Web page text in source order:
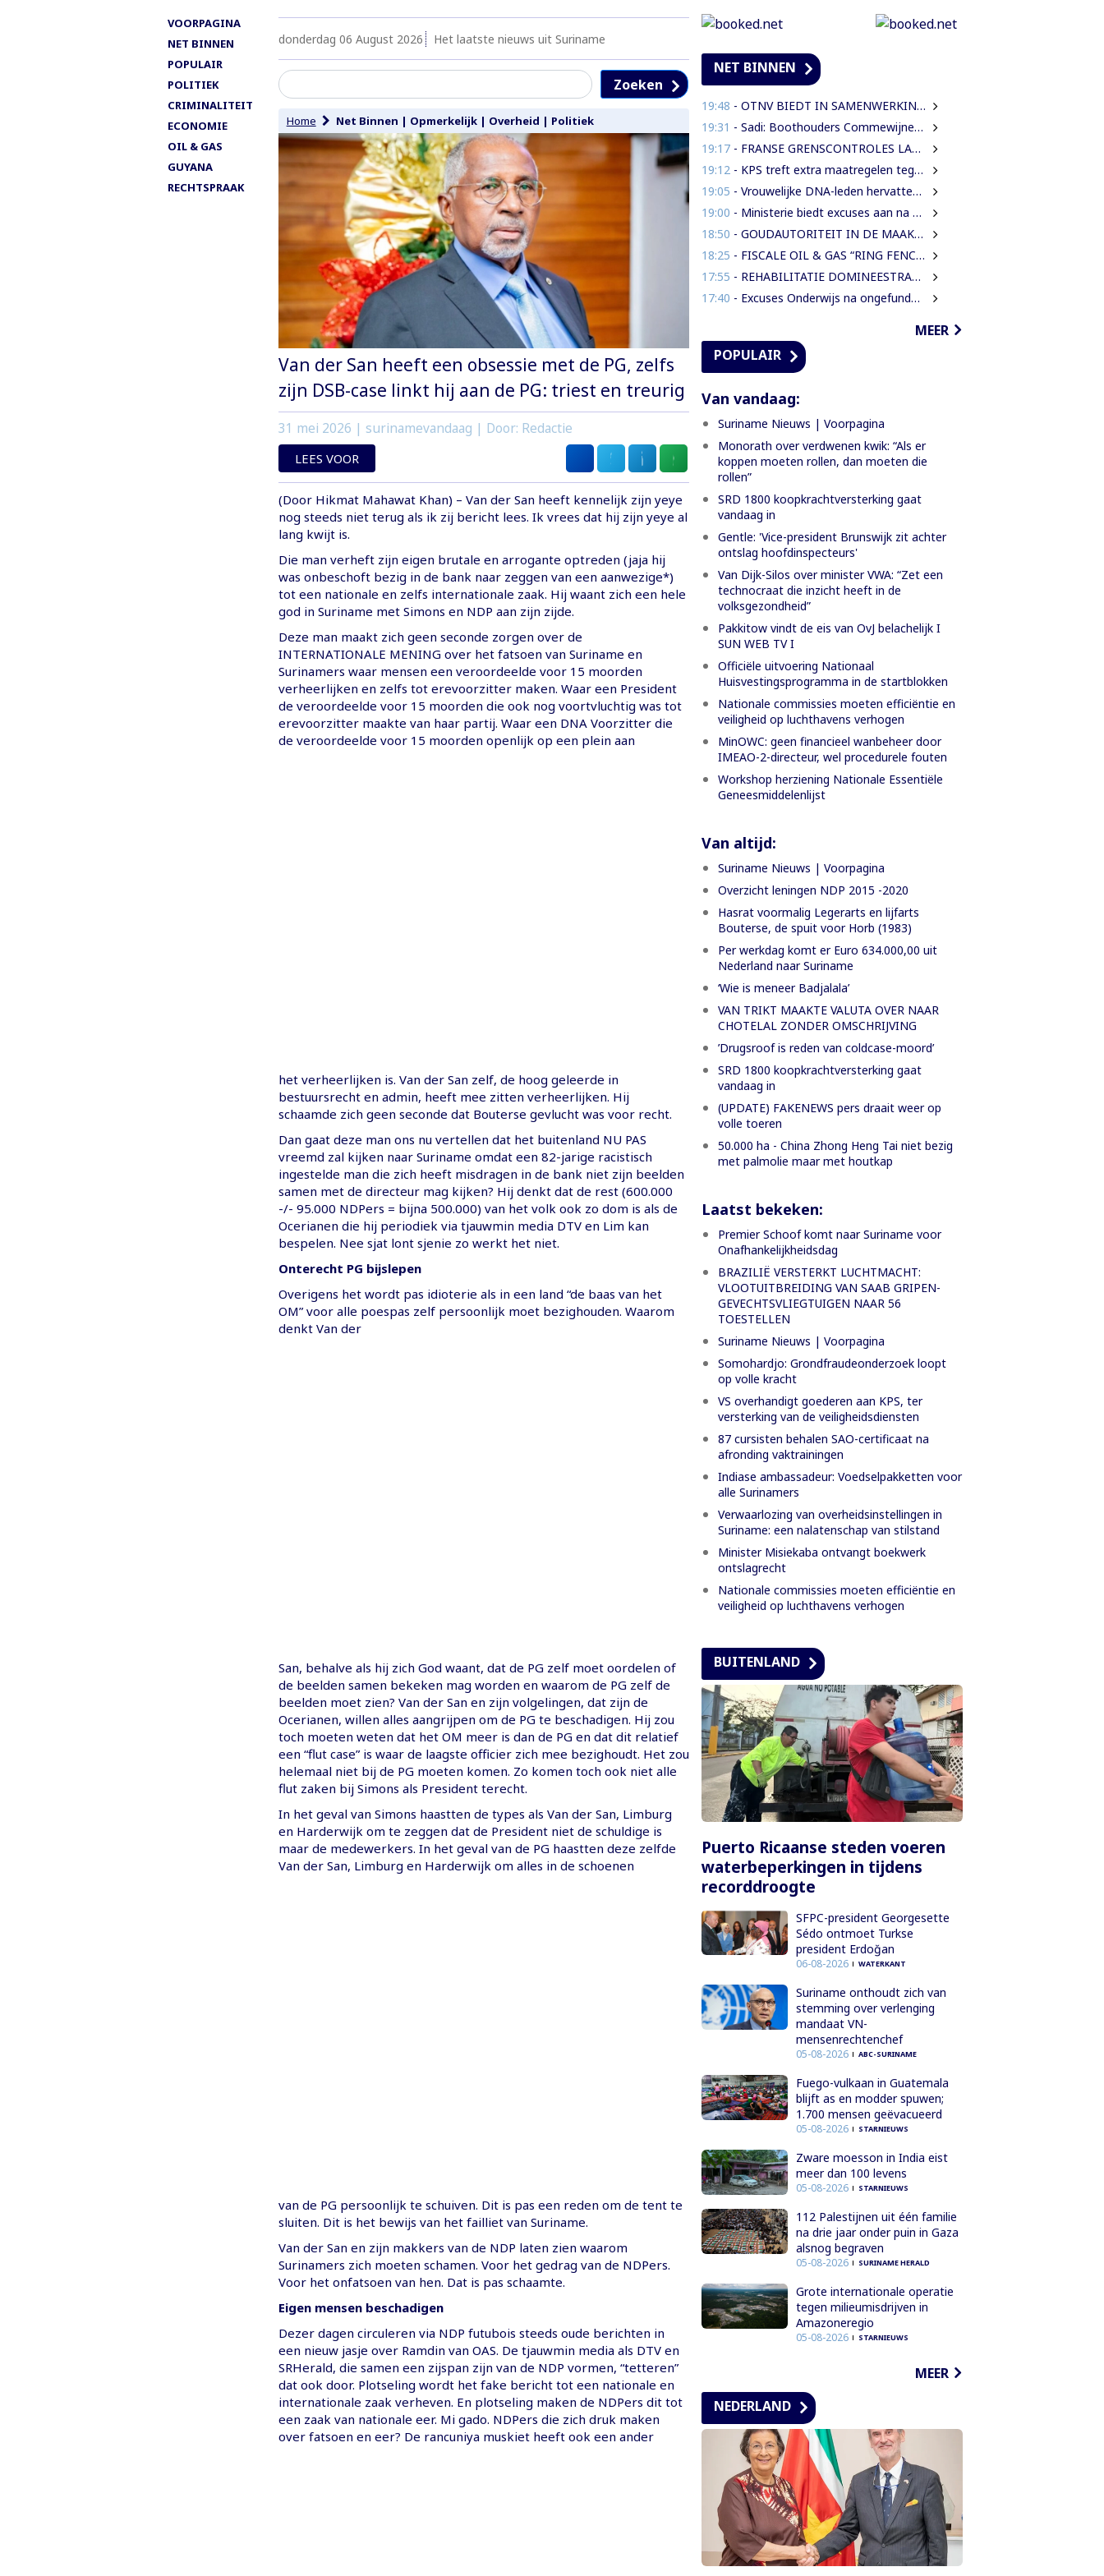
VOORPAGINA
NET BINNEN
POPULAIR
POLITIEK
CRIMINALITEIT
ECONOMIE
OIL & GAS
GUYANA
RECHTSPRAAK
donderdag 06 August 2026 Het laatste nieuws uit Suriname
Zoeken
Home Net Binnen | Opmerkelijk| Overheid | Politiek
Van der San heeft een obsessie met de PG, zelfs
zijn DSB-case linkt hij aan de PG: triest en treurig
31 mei 2026 | surinamevandaag | Door: Redactie
LEES VOOR
(Door Hikmat Mahawat Khan) – Van der San heeft kennelijk zijn yeye
nog steeds niet terug als ik zij bericht lees. Ik vrees dat hij zijn yeye al
lang kwijt is.
Die man verheft zijn eigen brutale en arrogante optreden (jaja hij
was onbeschoft bezig in de bank naar zeggen van een aanwezige*)
tot een nationale en zelfs internationale zaak. Hij waant zich een hele
god in Suriname met Simons en NDP aan zijn zijde.
Deze man maakt zich geen seconde zorgen over de
INTERNATIONALE MENING over het fatsoen van Suriname en
Surinamers waar mensen een veroordeelde voor 15 moorden
verheerlijken en zelfs tot erevoorzitter maken. Waar een President
de veroordeelde voor 15 moorden die ook nog voortvluchtig was tot
erevoorzitter maakte van haar partij. Waar een DNA Voorzitter die
de veroordeelde voor 15 moorden openlijk op een plein aan
het verheerlijken is. Van der San zelf, de hoog geleerde in
bestuursrecht en admin, heeft mee zitten verheerlijken. Hij
schaamde zich geen seconde dat Bouterse gevlucht was voor recht.
Dan gaat deze man ons nu vertellen dat het buitenland NU PAS
vreemd zal kijken naar Suriname omdat een 82-jarige racistisch
ingestelde man die zich heeft misdragen in de bank niet zijn beelden
samen met de directeur mag kijken? Hij denkt dat de rest (600.000
-/- 95.000 NDPers = bijna 500.000) van het volk ook zo dom is als de
Ocerianen die hij periodiek via tjauwmin media DTV en Lim kan
bespelen. Nee sjat lont sjenie zo werkt het niet.
Onterecht PG bijslepen
Overigens het wordt pas idioterie als in een land “de baas van het
OM” voor alle poespas zelf persoonlijk moet bezighouden. Waarom
denkt Van der
San, behalve als hij zich God waant, dat de PG zelf moet oordelen of
de beelden samen bekeken mag worden en waarom de PG zelf de
beelden moet zien? Van der San en zijn volgelingen, dat zijn de
Ocerianen, willen alles aangrijpen om de PG te beschadigen. Hij zou
toch moeten weten dat het OM meer is dan de PG en dat dit relatief
een “flut case” is waar de laagste officier zich mee bezighoudt. Het zou
helemaal niet bij de PG moeten komen. Zo komen toch ook niet alle
flut zaken bij Simons als President terecht.
In het geval van Simons haastten de types als Van der San, Limburg
en Harderwijk om te zeggen dat de President niet de schuldige is
maar de medewerkers. In het geval van de PG haastten deze zelfde
Van der San, Limburg en Harderwijk om alles in de schoenen
van de PG persoonlijk te schuiven. Dit is pas een reden om de tent te
sluiten. Dit is het bewijs van het failliet van Suriname.
Van der San en zijn makkers van de NDP laten zien waarom
Surinamers zich moeten schamen. Voor het gedrag van de NDPers.
Voor het onfatsoen van hen. Dat is pas schaamte.
Eigen mensen beschadigen
Dezer dagen circuleren via NDP futubois steeds oude berichten in
een nieuw jasje over Ramdin van OAS. De tjauwmin media als DTV en
SRHerald, die samen een zijspan zijn van de NDP vormen, “tetteren”
dat ook door. Plotseling wordt het fake bericht tot een nationale en
internationale zaak verheven. En plotseling maken de NDPers dit tot
een zaak van nationale eer. Mi gado. NDPers die zich druk maken
over fatsoen en eer? De rancuniya muskiet heeft ook een ander
NET BINNEN
19:48 - OTNV BIEDT IN SAMENWERKING MET HAAR INTERNATIONALE PARTNERS 200 GRATIS STUDIEBEURZEN AAN TECHNISCH TALENT
19:31 - Sadi: Boothouders Commewijne zijn desperate, wachten 6 jaren op tariefaanpassing
19:17- FRANSE GRENSCONTROLES LANGS MAROWIJNERIVIER WEDEROM FORS AANGESCHERPT
19:12 - KPS treft extra maatregelen tegen verkeersdrukte binnenstad
19:05 - Vrouwelijke DNA-leden hervatten werk en eisen strengere gedragsregels na uitlating Van Samson
19:00 - Ministerie biedt excuses aan na onterechte beschuldigingen tegen IMEAO 2-directeur
18:50 - GOUDAUTORITEIT IN DE MAAK VOOR MEER ORDENING EN INKOMSTEN
18:25 - FISCALE OIL & GAS “RING FENCE” OR “NO RING FENCE”? THAT IS THE QUESTION!
17:55 - REHABILITATIE DOMINEESTRAAT GEHALVEERD TOT TWEE WEKEN NA ERNSTIGE VERKEERSCHAOS
17:40 - Excuses Onderwijs na ongefundeerde beschuldigingen directeur IMEAO 2
MEER
POPULAIR
Van vandaag:
Suriname Nieuws | Voorpagina
Monorath over verdwenen kwik: “Als er
koppen moeten rollen, dan moeten die
rollen”
SRD 1800 koopkrachtversterking gaat
vandaag in
Gentle: 'Vice-president Brunswijk zit achter
ontslag hoofdinspecteurs'
Van Dijk-Silos over minister VWA: “Zet een
technocraat die inzicht heeft in de
volksgezondheid”
Pakkitow vindt de eis van OvJ belachelijk I
SUN WEB TV I
Officiële uitvoering Nationaal
Huisvestingsprogramma in de startblokken
Nationale commissies moeten efficiëntie en
veiligheid op luchthavens verhogen
MinOWC: geen financieel wanbeheer door
IMEAO-2-directeur, wel procedurele fouten
Workshop herziening Nationale Essentiële
Geneesmiddelenlijst
Van altijd:
Suriname Nieuws | Voorpagina
Overzicht leningen NDP 2015 -2020
Hasrat voormalig Legerarts en lijfarts
Bouterse, de spuit voor Horb (1983)
Per werkdag komt er Euro 634.000,00 uit
Nederland naar Suriname
‘Wie is meneer Badjalala’
VAN TRIKT MAAKTE VALUTA OVER NAAR
CHOTELAL ZONDER OMSCHRIJVING
’Drugsroof is reden van coldcase-moord’
SRD 1800 koopkrachtversterking gaat
vandaag in
(UPDATE) FAKENEWS pers draait weer op
volle toeren
50.000 ha - China Zhong Heng Tai niet bezig
met palmolie maar met houtkap
Laatst bekeken:
Premier Schoof komt naar Suriname voor
Onafhankelijkheidsdag
BRAZILIË VERSTERKT LUCHTMACHT:
VLOOTUITBREIDING VAN SAAB GRIPEN-
GEVECHTSVLIEGTUIGEN NAAR 56
TOESTELLEN
Suriname Nieuws | Voorpagina
Somohardjo: Grondfraudeonderzoek loopt
op volle kracht
VS overhandigt goederen aan KPS, ter
versterking van de veiligheidsdiensten
87 cursisten behalen SAO-certificaat na
afronding vaktrainingen
Indiase ambassadeur: Voedselpakketten voor
alle Surinamers
Verwaarlozing van overheidsinstellingen in
Suriname: een nalatenschap van stilstand
Minister Misiekaba ontvangt boekwerk
ontslagrecht
Nationale commissies moeten efficiëntie en
veiligheid op luchthavens verhogen
BUITENLAND
Puerto Ricaanse steden voeren
waterbeperkingen in tijdens
recorddroogte
SFPC-president Georgesette
Sédo ontmoet Turkse
president Erdoğan
06-08-2026 WATERKANT
Suriname onthoudt zich van
stemming over verlenging
mandaat VN-
mensenrechtenchef
05-08-2026 ABC-SURINAME
Fuego-vulkaan in Guatemala
blijft as en modder spuwen;
1.700 mensen geëvacueerd
05-08-2026 STARNIEUWS
Zware moesson in India eist
meer dan 100 levens
05-08-2026 STARNIEUWS
112 Palestijnen uit één familie
na drie jaar onder puin in Gaza
alsnog begraven
05-08-2026 SURINAME HERALD
Grote internationale operatie
tegen milieumisdrijven in
Amazoneregio
05-08-2026 STARNIEUWS
MEER
NEDERLAND